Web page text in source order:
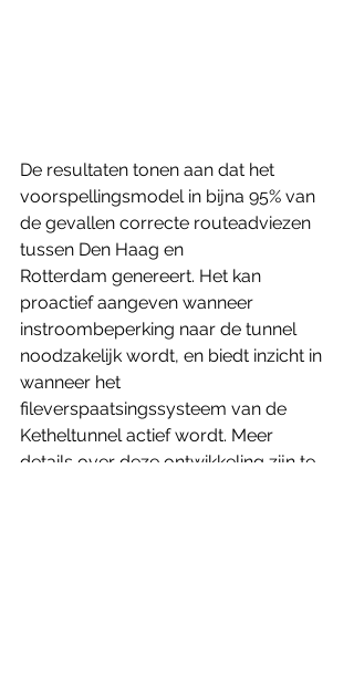
De resultaten tonen aan dat het
voorspellingsmodel in bijna 95% van
de gevallen correcte routeadviezen
tussen Den Haag en
Rotterdam genereert. Het kan
proactief aangeven wanneer
instroombeperking naar de tunnel
noodzakelijk wordt, en biedt inzicht in
wanneer het
fileverspaatsingssysteem van de
Ketheltunnel actief wordt. Meer
details over deze ontwikkeling zijn te